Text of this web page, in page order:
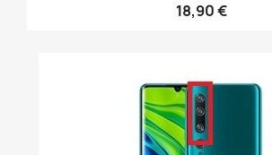
18,90 €